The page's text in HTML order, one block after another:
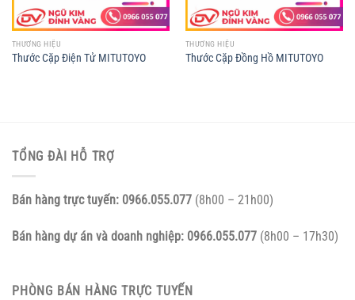
THƯƠNG HIỆU
Thước Cặp Điện Tử MITUTOYO
THƯƠNG HIỆU
Thước Cặp Đồng Hồ MITUTOYO
TỔNG ĐÀI HỖ TRỢ
Bán hàng trực tuyến: 0966.055.077 (8h00 – 21h00)
Bán hàng dự án và doanh nghiệp: 0966.055.077 (8h00 – 17h30)
PHÒNG BÁN HÀNG TRỰC TUYẾN